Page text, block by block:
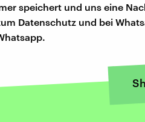
speichert und uns eine
Datenschutz und bei